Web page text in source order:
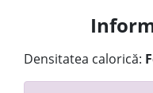
Densitatea calorică: